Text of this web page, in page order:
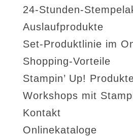
24-Stunden-
Auslaufprodukte
Set-Produktlinie im
Shopping-Vorteile
Stampin’ Up!
Workshops mit
Kontakt
Onlinekataloge